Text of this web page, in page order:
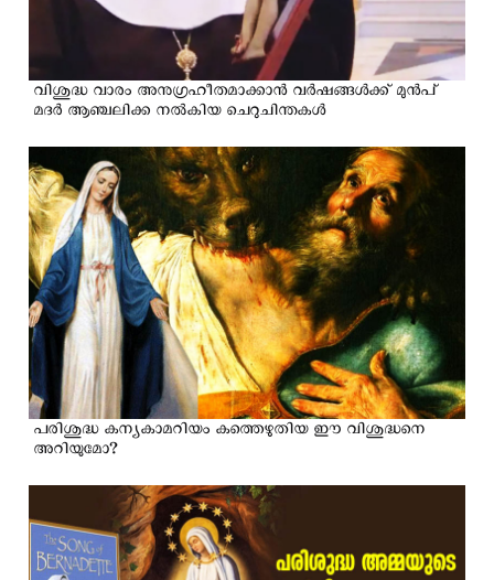
വിശുദ്ധ വാരം അനുഗ്രഹീതമാക്കാന്‍ വര്‍ഷങ്ങള്‍ക്ക് മുന്‍പ്
മദര്‍ ആഞ്ചലിക്ക നല്‍കിയ ചെറുചിന്തകള്‍
പരിശുദ്ധ കന്യകാമറിയം കത്തെഴുതിയ ഈ വിശുദ്ധനെ
അറിയുമോ?